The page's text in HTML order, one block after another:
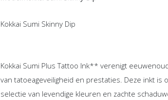
Kokkai Sumi Skinny Dip
Kokkai Sumi Plus Tattoo Ink** verenigt
van tatoeageveiligheid en prestaties. Deze inkt
selectie van levendige kleuren en zachte